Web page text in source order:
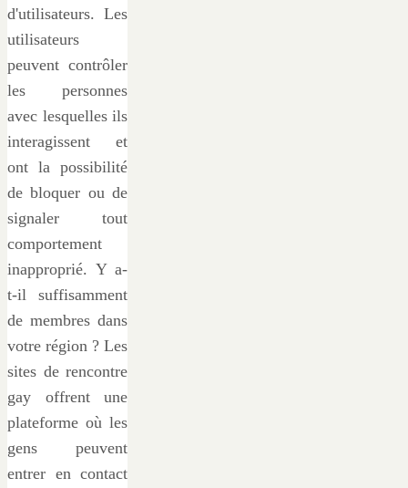
d'utilisateurs. Les
utilisateurs
peuvent contrôler
les personnes
avec lesquelles ils
interagissent et
ont la possibilité
de bloquer ou de
signaler tout
comportement
inapproprié. Y a-
t-il suffisamment
de membres dans
votre région ? Les
sites de rencontre
gay offrent une
plateforme où les
gens peuvent
entrer en contact